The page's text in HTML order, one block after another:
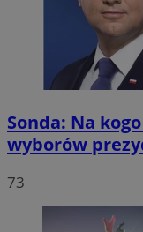
Sonda: Na
wyborów
73